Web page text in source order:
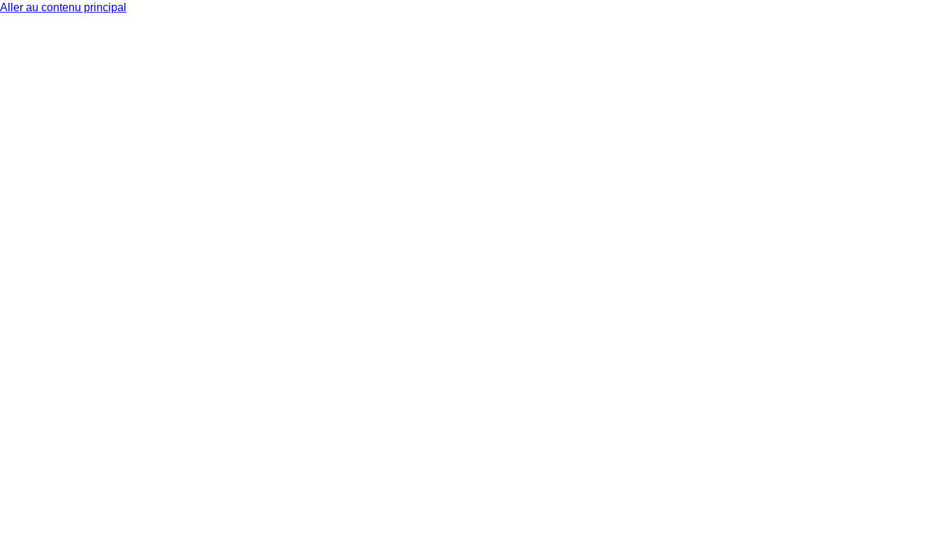
Aller au contenu principal